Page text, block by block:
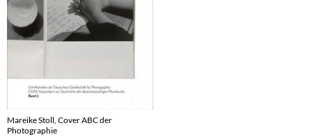
Mareike Stoll, Cover ABC der
Photographie